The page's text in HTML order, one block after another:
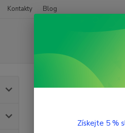
Kontakty Blog
Získejte 5 %